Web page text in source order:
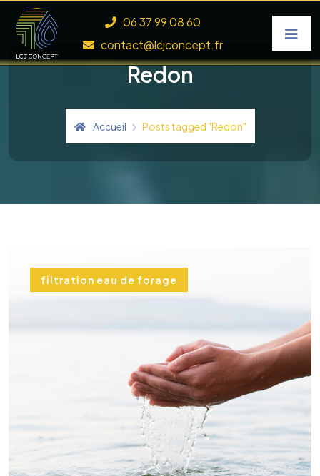
06 37 99 08 60
contact@lcjconcept.fr
Skip to content
Redon
Accueil Posts tagged "Redon"
filtration eau de forage